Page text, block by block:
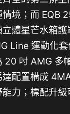
境；而 EQB
體星芒水箱
Line 運動化
20 吋 AMG 多
配置構成
力；標配升